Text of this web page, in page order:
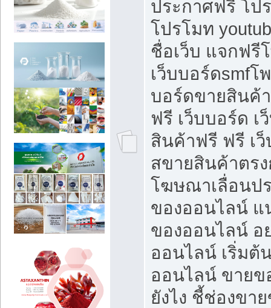
ประกาศฟรี โป
โปรโมท
ชื่อเว็บ แจกฟรี
เว็บบอร์ดsmfโ
บอร์ดขายสินค้
ฟรี เว็บบอร์ด เ
สินค้าฟรี ฟรี เ
สขายสินค้าตร
โฆษณาเลื่อนป
ของออนไลน์ แ
ของออนไลน์ อ
ออนไลน์ เริ่มต้
ออนไลน์ ขายข
ยังไง ชี้ช่องขา